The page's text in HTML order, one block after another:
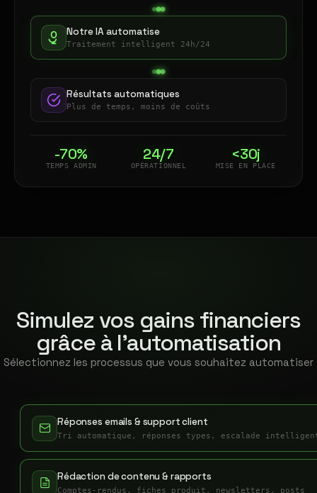
Notre IA automatise
Traitement intelligent 24h/24
Résultats automatiques
Plus de temps, moins de coûts
-70%
TEMPS ADMIN
24/7
OPÉRATIONNEL
<30j
MISE EN PLACE
Simulez vos gains financiers
grâce à l'automatisation
Sélectionnez les processus que vous souhaitez automatiser
Réponses emails & support client
Tri automatique, réponses types, escalade
Rédaction de contenu & rapports
Comptes-rendus, fiches produit, newsletters, posts